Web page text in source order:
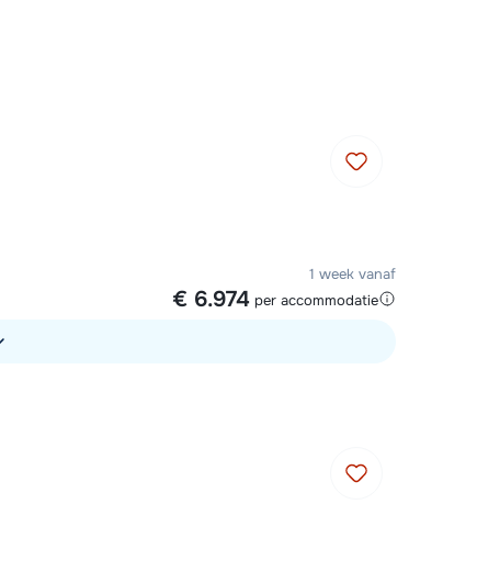
1 week vanaf
€ 6.974 per accommodatie